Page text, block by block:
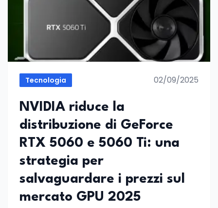
Tecnologia 02/09/2025
NVIDIA riduce la
distribuzione di GeForce
RTX 5060 e 5060 Ti: una
strategia per
salvaguardare i prezzi sul
mercato GPU 2025